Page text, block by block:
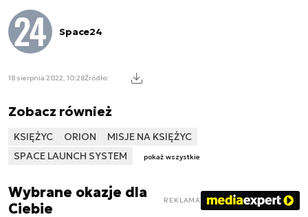
Space24
18 sierpnia 2022, 10:28Źródło:
Zobacz również
KSIĘŻYC ORION
MISJE NA KSIĘŻYC
SPACE LAUNCH SYSTEM
pokaż wszystkie
Wybrane okazje dla
Ciebie
REKLAMA